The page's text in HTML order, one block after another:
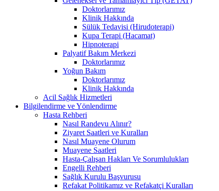
Doktorlarımız
Klinik Hakkında
Sülük Tedavisi (Hirudoterapi)
Kupa Terapi (Hacamat)
Hipnoterapi
Palyatif Bakım Merkezi
Doktorlarımız
Yoğun Bakım
Doktorlarımız
Klinik Hakkında
Acil Sağlık Hizmetleri
Bilgilendirme ve Yönlendirme
Hasta Rehberi
Nasıl Randevu Alınır?
Ziyaret Saatleri ve Kuralları
Nasıl Muayene Olurum
Muayene Saatleri
Hasta-Çalışan Hakları Ve Sorumlulukları
Engelli Rehberi
Sağlık Kurulu Başvurusu
Refakat Politikamız ve Refakatçi Kuralları